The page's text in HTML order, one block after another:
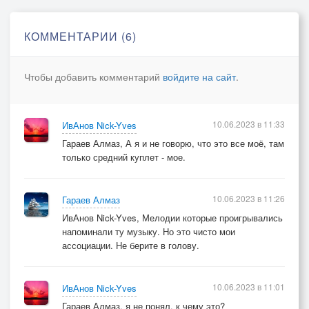
Сбросит красное платье
Под ноги, долой!
Поговори-и-ка, ты-и-и, со мной,
А ночь такая лунная!
КОММЕНТАРИИ (6)
Чтобы добавить комментарий войдите на сайт.
ИвАнов Nick-Yves
Гараев Алмаз, А я и не говорю, что это все моё, там
только средний куплет - мое.
10.06.2023 в 11:33
Гараев Алмаз
ИвАнов Nick-Yves, Мелодии которые проигрывались
напоминали ту музыку. Но это чисто мои
ассоциации. Не берите в голову.
10.06.2023 в 11:26
ИвАнов Nick-Yves
Гараев Алмаз, я не понял, к чему это?
10.06.2023 в 11:01